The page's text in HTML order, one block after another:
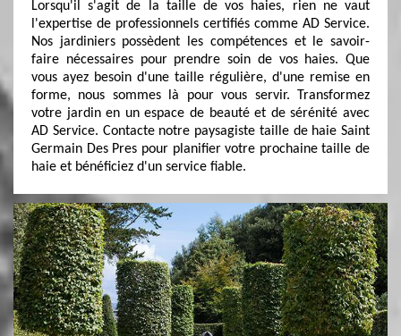
Lorsqu'il s'agit de la taille de vos haies, rien ne vaut
l'expertise de professionnels certifiés comme AD Service.
Nos jardiniers possèdent les compétences et le savoir-
faire nécessaires pour prendre soin de vos haies. Que
vous ayez besoin d'une taille régulière, d'une remise en
forme, nous sommes là pour vous servir. Transformez
votre jardin en un espace de beauté et de sérénité avec
AD Service. Contacte notre paysagiste taille de haie Saint
Germain Des Pres pour planifier votre prochaine taille de
haie et bénéficiez d'un service fiable.